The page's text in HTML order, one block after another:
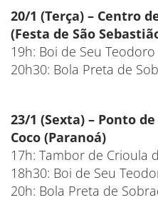
20/1 (Terça) – Centro
(Festa de São
19h: Boi de Seu Teodoro
20h30: Bola Preta de
23/1 (Sexta) – Ponto
Coco (Paranoá)
17h: Tambor de Crioula
18h30: Boi de Seu
20h: Bola Preta de